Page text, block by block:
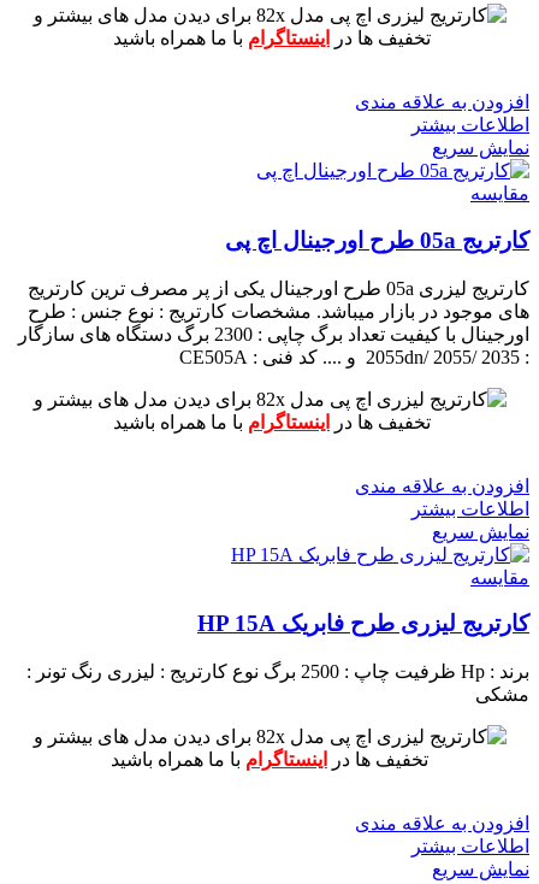
برای دیدن مدل های بیشتر و
تخفیف ها در
اینستاگرام با ما همراه باشید
افزودن به علاقه مندی
اطلاعات بیشتر
نمایش سریع
مقايسه
کارتریج 05a طرح اورجینال اچ پی
کارتریج لیزری 05a طرح اورجینال یکی از پر مصرف ترین کارتریج
های موجود در بازار میباشد. مشخصات کارتریج : نوع جنس : طرح
اورجینال با کیفیت تعداد برگ چاپی : 2300 برگ
دستگاه های سازگار
: 2055dn/ 2055/ 2035 و ....
کد فنی : CE505A
برای دیدن مدل های بیشتر و
تخفیف ها در
اینستاگرام با ما همراه باشید
افزودن به علاقه مندی
اطلاعات بیشتر
نمایش سریع
مقايسه
کارتریج لیزری طرح فابریک HP 15A
برند : Hp ظرفیت چاپ : 2500 برگ نوع کارتریج : لیزری رنگ تونر :
مشکی
برای دیدن مدل های بیشتر و
تخفیف ها در
اینستاگرام با ما همراه باشید
افزودن به علاقه مندی
اطلاعات بیشتر
نمایش سریع